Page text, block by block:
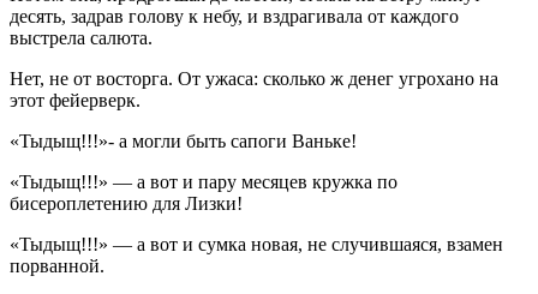
десять, задрав голову к небу, и вздрагивала от каждого
выстрела салюта.
Нет, не от восторга. От ужаса: сколько ж денег угрохано на
этот фейерверк.
«Тыдыщ!!!»- а могли быть сапоги Ваньке!
«Тыдыщ!!!» — а вот и пару месяцев кружка по
бисероплетению для Лизки!
«Тыдыщ!!!» — а вот и сумка новая, не случившаяся, взамен
порванной.